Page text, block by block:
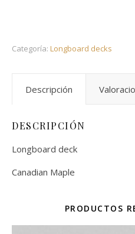
Categoría: Longboard decks
Descripción
DESCRIPCIÓN
Longboard deck
Canadian Maple
PRODUCTOS